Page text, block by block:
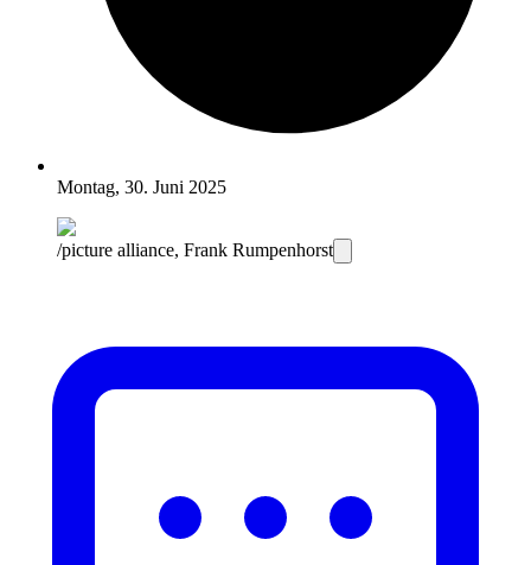
Montag, 30. Juni 2025
/picture alliance, Frank Rumpenhorst